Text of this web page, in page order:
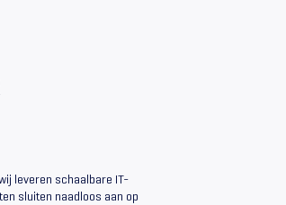
leveren schaalbare IT-
sluiten naadloos aan op